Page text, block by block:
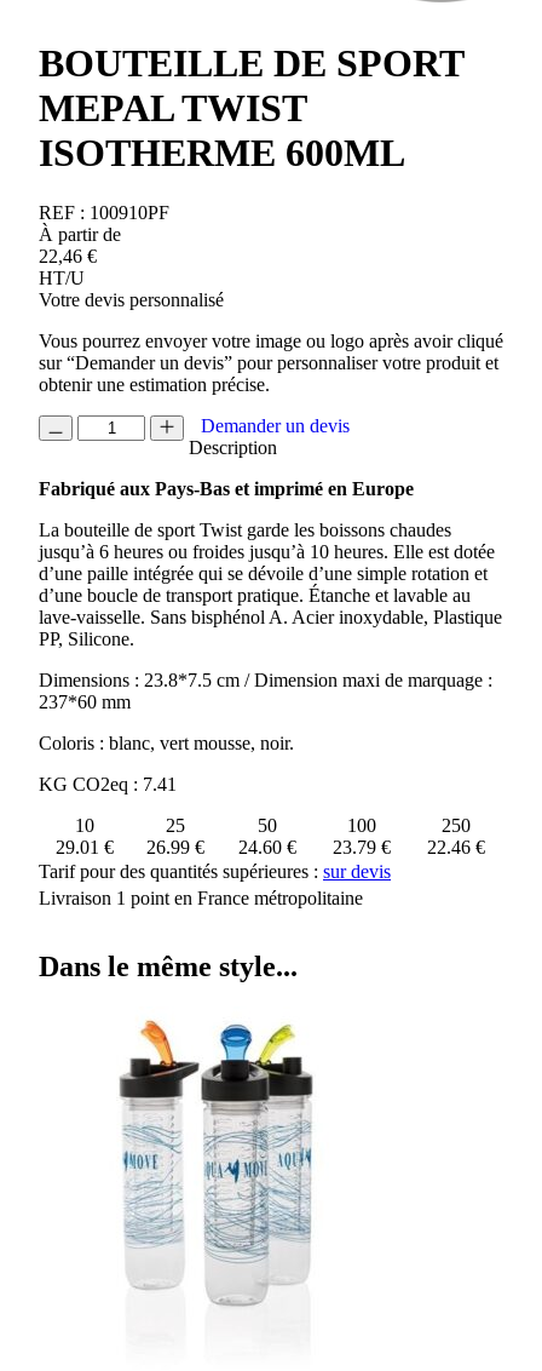
BOUTEILLE DE SPORT
MEPAL TWIST
ISOTHERME 600ML
REF : 100910PF
À partir de
22,46 €
HT/U
Votre devis personnalisé
Vous pourrez envoyer votre image ou logo après avoir cliqué
sur “Demander un devis” pour personnaliser votre produit et
obtenir une estimation précise.
quantité
de
DE
MEPAL
TWIST
ISOTHERME
600ML
Demander un devis
Description
Fabriqué aux Pays-Bas et imprimé en Europe
La bouteille de sport Twist garde les boissons chaudes
jusqu’à 6 heures ou froides jusqu’à 10 heures. Elle est dotée
d’une paille intégrée qui se dévoile d’une simple rotation et
d’une boucle de transport pratique. Étanche et lavable au
lave-vaisselle. Sans bisphénol A. Acier inoxydable, Plastique
PP, Silicone.
Dimensions : 23.8*7.5 cm / Dimension maxi de marquage :
237*60 mm
Coloris : blanc, vert mousse, noir.
KG CO2eq : 7.41
10
25 50 100
250
29.01 €
26.99 € 24.60 € 23.79 €
22.46 €
Tarif pour des quantités supérieures : sur devis
Livraison 1 point en France métropolitaine
Dans le même style...